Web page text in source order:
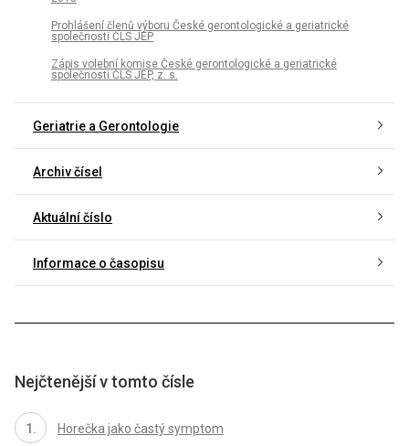
Prohlášení členů výboru České gerontologické a geriatrické
společnosti ČLS JEP
Zápis volební komise České gerontologické a geriatrické
společnosti ČLS JEP, z. s.
Geriatrie a Gerontologie
Archiv čísel
Aktuální číslo
Informace o časopisu
Nejčtenější v tomto čísle
Horečka jako častý symptom